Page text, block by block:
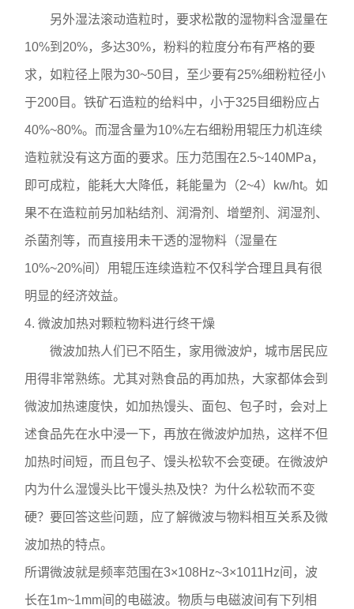
另外湿法滚动造粒时，要求松散的湿物料含湿量在
10%到20%，多达30%，粉料的粒度分布有严格的要
求，如粒径上限为30~50目，至少要有25%细粉粒径小
于200目。铁矿石造粒的给料中，小于325目细粉应占
40%~80%。而湿含量为10%左右细粉用辊压力机连续
造粒就没有这方面的要求。压力范围在2.5~140MPa，
即可成粒，能耗大大降低，耗能量为（2~4）kw/ht。如
果不在造粒前另加粘结剂、润滑剂、增塑剂、润湿剂、
杀菌剂等，而直接用未干透的湿物料（湿量在
10%~20%间）用辊压连续造粒不仅科学合理且具有很
明显的经济效益。
4. 微波加热对颗粒物料进行终干燥
微波加热人们已不陌生，家用微波炉，城市居民应
用得非常熟练。尤其对熟食品的再加热，大家都体会到
微波加热速度快，如加热馒头、面包、包子时，会对上
述食品先在水中浸一下，再放在微波炉加热，这样不但
加热时间短，而且包子、馒头松软不会变硬。在微波炉
内为什么湿馒头比干馒头热及快？为什么松软而不变
硬？要回答这些问题，应了解微波与物料相互关系及微
波加热的特点。
所谓微波就是频率范围在3×108Hz~3×1011Hz间，波
长在1m~1mm间的电磁波。物质与电磁波间有下列相